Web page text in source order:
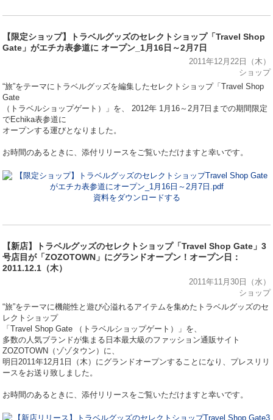
【限定ショップ】トラベルグッズのセレクトショップ「Travel Shop
Gate」がエチカ表参道に オープン_1月16日～2月7日
2011年12月22日（木）
ショップ
“旅”をテーマにトラベルグッズを編集したセレクトショップ「Travel Shop
Gate
（トラベルショップゲート）」を、 2012年 1月16～2月7日までの期間限定
でEchika表参道に
オープンする運びとなりました。
お時間のあるときに、添付リリースをご覧いただけますと幸いです。
資料をダウンロードする
【新店】トラベルグッズのセレクトショップ「Travel Shop Gate」3
号店目が「ZOZOTOWN」にグランドオープン！オープン日：
2011.12.1（木）
2011年11月30日（水）
ショップ
“旅”をテーマに機能性と遊び心溢れるアイテムを集めたトラベルグッズのセ
レクトショップ
「Travel Shop Gate （トラベルショップゲート）」を、
多数の人気ブランドが集まる日本最大級のファッション通販サイト
ZOZOTOWN（ゾゾタウン）に、
明日2011年12月1日（木）にグランドオープンすることになり、プレスリリ
ースをお送り致しました。
お時間のあるときに、添付リリースをご覧いただけますと幸いです。